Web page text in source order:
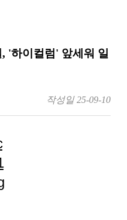
'하이컬럼' 앞세워 일
작성일25-09-10